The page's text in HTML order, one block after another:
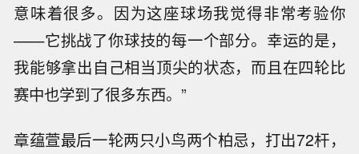
意味着很多。因为这座球场我觉得非常考验你
——它挑战了你球技的每一个部分。幸运的是，
我能够拿出自己相当顶尖的状态，而且在四轮比
赛中也学到了很多东西。”
章蕴萱最后一轮两只小鸟两个柏忌，打出72杆，